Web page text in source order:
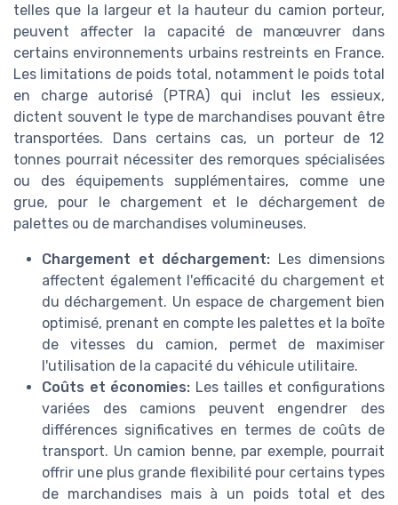
telles que la largeur et la hauteur du camion porteur,
peuvent affecter la capacité de manœuvrer dans
certains environnements urbains restreints en France.
Les limitations de poids total, notamment le poids total
en charge autorisé (PTRA) qui inclut les essieux,
dictent souvent le type de marchandises pouvant être
transportées. Dans certains cas, un porteur de 12
tonnes pourrait nécessiter des remorques spécialisées
ou des équipements supplémentaires, comme une
grue, pour le chargement et le déchargement de
palettes ou de marchandises volumineuses.
Chargement et déchargement: Les dimensions
affectent également l'efficacité du chargement et
du déchargement. Un espace de chargement bien
optimisé, prenant en compte les palettes et la boîte
de vitesses du camion, permet de maximiser
l'utilisation de la capacité du véhicule utilitaire.
Coûts et économies: Les tailles et configurations
variées des camions peuvent engendrer des
différences significatives en termes de coûts de
transport. Un camion benne, par exemple, pourrait
offrir une plus grande flexibilité pour certains types
de marchandises mais à un poids total et des